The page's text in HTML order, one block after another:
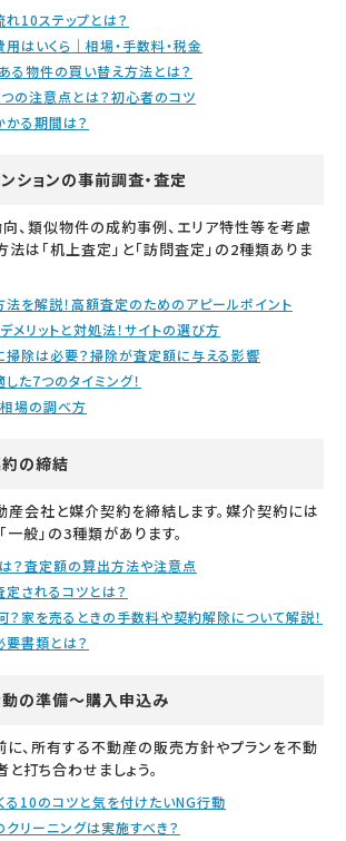
10ステップとは？
はいくら｜相場・手数料・税金
る物件の買い替え方法とは？
の注意点とは？初心者のコツ
かる期間は？
ションの事前調査・査定
、類似物件の成約事例、エリア特性等を考慮
法は「机上査定」と「訪問査定」の2種類ありま
法を解説！高額査定のためのアピールポイント
リットと対処法！サイトの選び方
掃除は必要？掃除が査定額に与える影響
た7つのタイミング！
場の調べ方
の締結
会社と媒介契約を締結します。媒介契約には
一般」の3種類があります。
？査定額の算出方法や注意点
されるコツとは？
？家を売るときの手数料や契約解除について解説！
要書類とは？
の準備～購入申込み
、所有する不動産の販売方針やプランを不動
打ち合わせましょう。
る10のコツと気を付けたいNG行動
リーニングは実施すべき？